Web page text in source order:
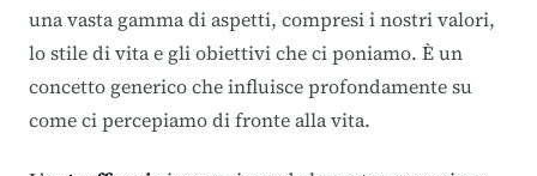
una vasta gamma di aspetti, compresi i nostri valori,
lo stile di vita e gli obiettivi che ci poniamo. È un
concetto generico che influisce profondamente su
come ci percepiamo di fronte alla vita.